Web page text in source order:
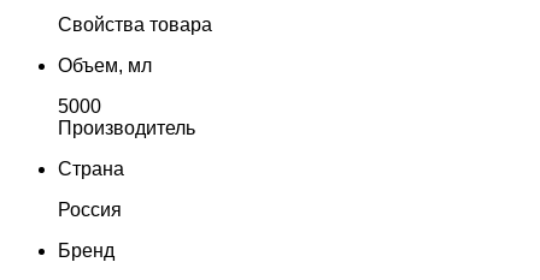
Свойства товара
Объем, мл
5000
Производитель
Страна
Россия
Бренд